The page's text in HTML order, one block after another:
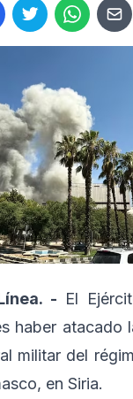
- El
haber atacado
militar del
en Siria.